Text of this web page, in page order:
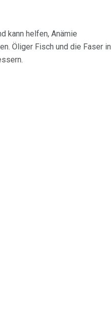
kann helfen, Anämie
Öliger Fisch und die Faser in